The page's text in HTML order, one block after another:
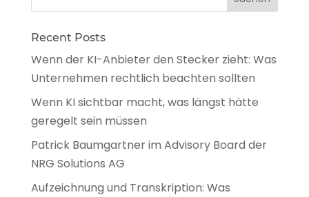
Recent Posts
Wenn der KI-Anbieter den Stecker zieht: Was
Unternehmen rechtlich beachten sollten
Wenn KI sichtbar macht, was längst hätte
geregelt sein müssen
Patrick Baumgartner im Advisory Board der
NRG Solutions AG
Aufzeichnung und Transkription: Was